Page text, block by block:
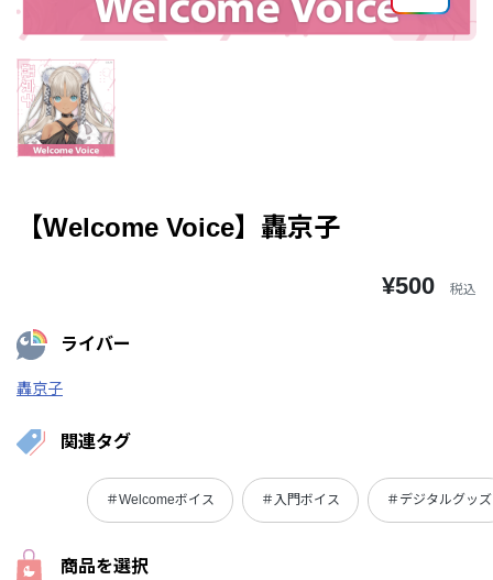
【Welcome Voice】轟京子
¥500 税込
ライバー
轟京子
関連タグ
＃Welcomeボイス ＃入門ボイス ＃デジタルグッズ
商品を選択